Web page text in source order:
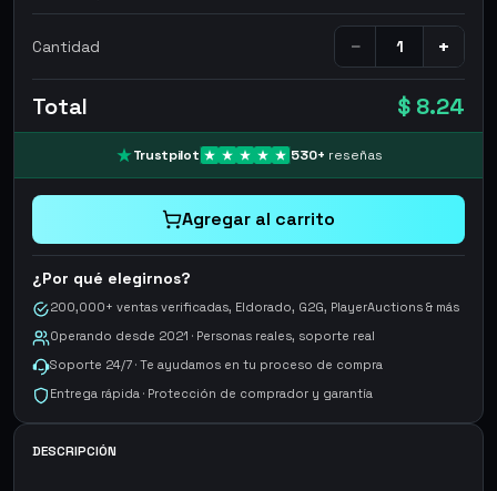
Cantidad − +
Total $ 8.24
Trustpilot 530+ reseñas
Agregar al carrito
¿Por qué elegirnos?
200,000+ ventas verificadas, Eldorado, G2G, PlayerAuctions & más
Operando desde 2021 · Personas reales, soporte real
Soporte 24/7 · Te ayudamos en tu proceso de compra
Entrega rápida · Protección de comprador y garantía
DESCRIPCIÓN